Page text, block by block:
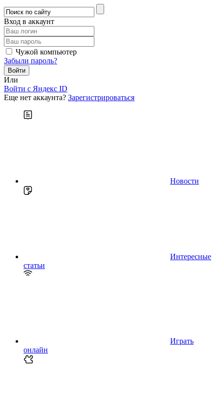
Вход в аккаунт
Чужой компьютер
Забыли пароль?
Или
Войти c Яндекс ID
Еще нет аккаунта? Зарегистрироваться
Новости
Интересные
статьи
Играть
онлайн